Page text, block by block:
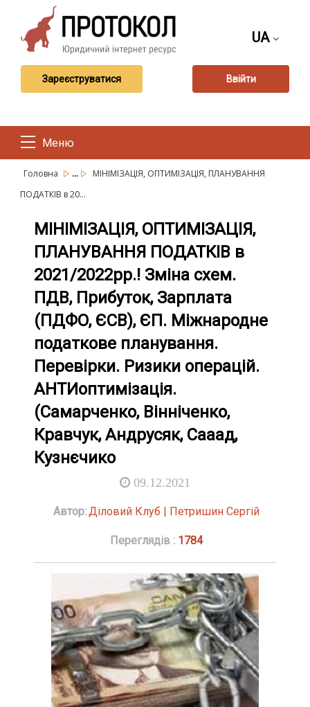
UA
Зареєструватися Ввійти
Меню
Головна ...
МІНІМІЗАЦІЯ, ОПТИМІЗАЦІЯ, ПЛАНУВАННЯ
ПОДАТКІВ в 20...
МІНІМІЗАЦІЯ, ОПТИМІЗАЦІЯ,
ПЛАНУВАННЯ ПОДАТКІВ в
2021/2022рр.! Зміна схем.
ПДВ, Прибуток, Зарплата
(ПДФО, ЄСВ), ЄП. Міжнародне
податкове планування.
Перевірки. Ризики операцій.
АНТИоптимізація.
(Самарченко, Вінніченко,
Кравчук, Андрусяк, Сааад,
Кузнєчико
09.12.2021
Автор:Діловий Клуб | Петришин Сергій
Переглядів : 1784